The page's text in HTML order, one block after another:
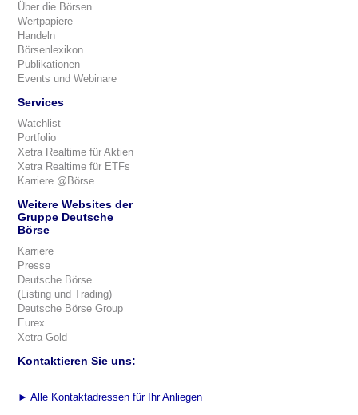
Über die Börsen
Wertpapiere
Handeln
Börsenlexikon
Publikationen
Events und Webinare
Services
Watchlist
Portfolio
Xetra Realtime für Aktien
Xetra Realtime für ETFs
Karriere @Börse
Weitere Websites der
Gruppe Deutsche
Börse
Karriere
Presse
Deutsche Börse
(Listing und Trading)
Deutsche Börse Group
Eurex
Xetra-Gold
Kontaktieren Sie uns:
► Alle Kontaktadressen für Ihr Anliegen